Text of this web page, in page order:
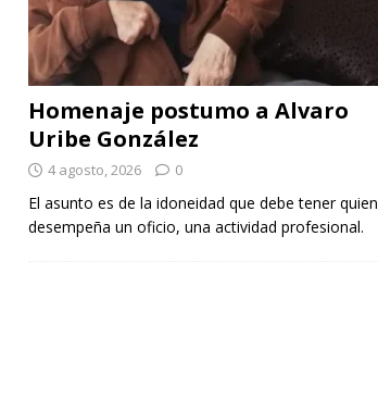
Homenaje postumo a Alvaro
Uribe González
4 agosto, 2026 0
El asunto es de la idoneidad que debe tener quien
desempeña un oficio, una actividad profesional.